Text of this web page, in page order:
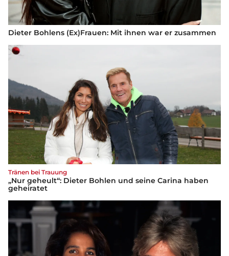
Dieter Bohlens (Ex)Frauen: Mit ihnen war er zusammen
Tränen bei Trauung
„Nur geheult“: Dieter Bohlen und seine Carina haben
geheiratet